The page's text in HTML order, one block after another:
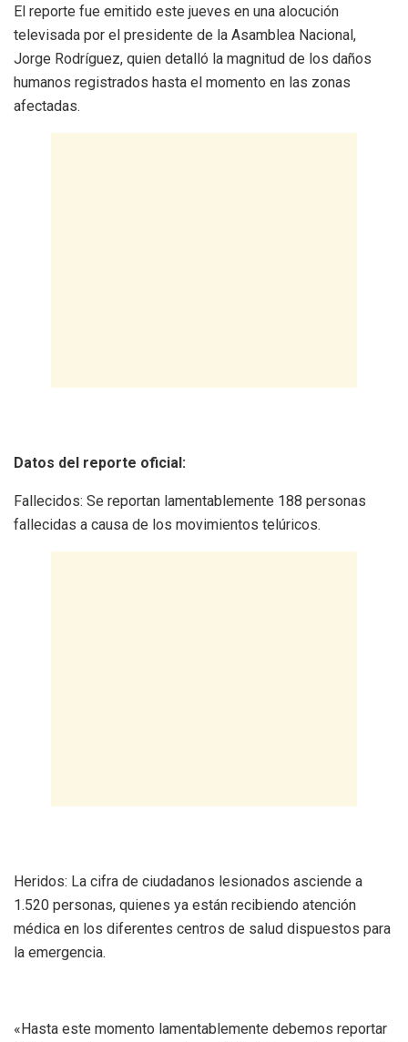
El reporte fue emitido este jueves en una alocución
televisada por el presidente de la Asamblea Nacional,
Jorge Rodríguez, quien detalló la magnitud de los daños
humanos registrados hasta el momento en las zonas
afectadas.
Datos del reporte oficial:
Fallecidos: Se reportan lamentablemente 188 personas
fallecidas a causa de los movimientos telúricos.
Heridos: La cifra de ciudadanos lesionados asciende a
1.520 personas, quienes ya están recibiendo atención
médica en los diferentes centros de salud dispuestos para
la emergencia.
«Hasta este momento lamentablemente debemos reportar